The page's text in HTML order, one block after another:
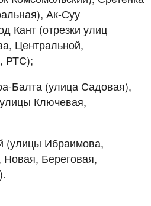
Ак-Суу
Кант (отрезки улиц
Центральной,
РТС);
Балта (улица Садовая),
Ключевая,
(улицы Ибраимова,
Береговая,